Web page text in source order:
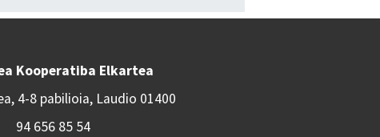
Kooperatiba Elkartea
4-8 pabilioia, Laudio 01400
94 656 85 54